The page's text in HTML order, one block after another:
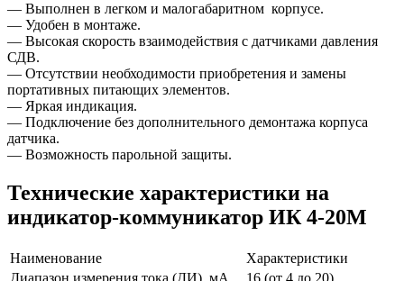
— Выполнен в легком и малогабаритном корпусе.
— Удобен в монтаже.
— Высокая скорость взаимодействия с датчиками давления
СДВ.
— Отсутствии необходимости приобретения и замены
портативных питающих элементов.
— Яркая индикация.
— Подключение без дополнительного демонтажа корпуса
датчика.
— Возможность парольной защиты.
Технические характеристики на
индикатор-коммуникатор ИК 4-20М
Наименование
Характеристики